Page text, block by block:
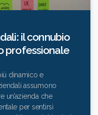
il connubio
professionale
dinamico e
assumono
un’azienda che
per sentirsi